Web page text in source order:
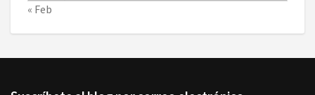
« Feb